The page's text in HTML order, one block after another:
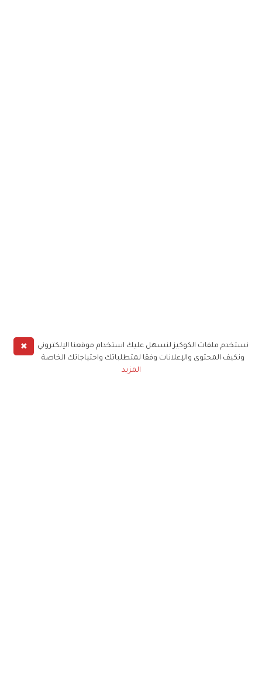
✖
نستخدم ملفات الكوكيز لنسهل عليك استخدام موقعنا الإلكتروني
ونكيف المحتوى والإعلانات وفقا لمتطلباتك واحتياجاتك الخاصة
المزيد